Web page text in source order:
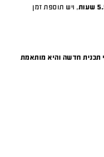
, ויש תוספת זמן
חדשה והיא מותאמת